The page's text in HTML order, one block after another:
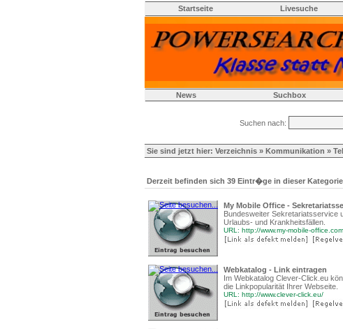
Startseite Livesuche
News Suchbox
Suchen nach:
Sie sind jetzt hier: Verzeichnis » Kommunikation »
Derzeit befinden sich 39 Eintr�ge in dieser
My Mobile Office -
Bundesweiter Sekretariatsservice
Urlaubs- und Krankheitsfällen.
URL: http://www.my-mobile-office.com
Webkatalog - Link eintragen
Im Webkatalog Clever-Click.eu
die Linkpopularität Ihrer Webseite.
URL: http://www.clever-click.eu/